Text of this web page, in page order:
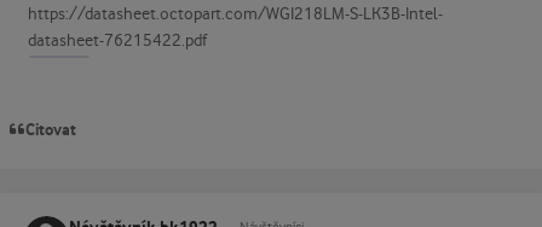
https://datasheet.octopart.com/WGI218LM-S-LK3B-Intel-
datasheet-76215422.pdf
Citovat